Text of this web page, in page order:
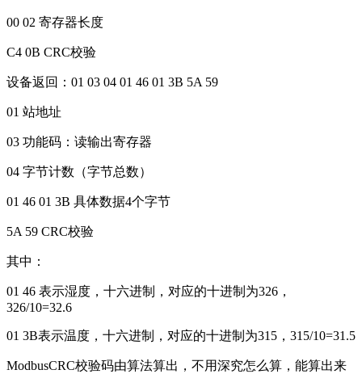
00 02 寄存器长度
C4 0B CRC校验
设备返回：01 03 04 01 46 01 3B 5A 59
01 站地址
03 功能码：读输出寄存器
04 字节计数（字节总数）
01 46 01 3B 具体数据4个字节
5A 59 CRC校验
其中：
01 46 表示湿度，十六进制，对应的十进制为326，
326/10=32.6
01 3B表示温度，十六进制，对应的十进制为315，315/10=31.5
ModbusCRC校验码由算法算出，不用深究怎么算，能算出来